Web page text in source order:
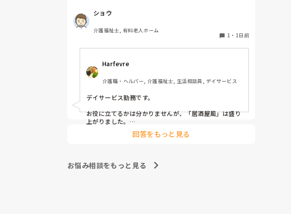
を、どのくらいの頻度で行っているのか参考にさせて
いただきたく質問いたしました。
うちの施設では現在、以下のような取り組みを行って
います。
毎月：「カフェ」と称して少し豪華なおやつとコーヒ
ー・緑茶等の提供、カレンダー作り
隔月： ランチのテイクアウトイベント
その他： 季節ごとの定期的な行事(運動会や七夕など)
今の内容も喜ばれているのですが、最近少しマンネリ
化してきたなと感じており、新しく喜ばれるようなア
こんなイベントをしている」「年〇回、こんな大型行
ショウ
介護福祉士, 有料老人ホーム
1 ・ 1日前
Harfevre
介護職・ヘルパー, 介護福祉士, 生活相談員, デイサービス
デイサービス勤務です。
お役に立てるかは分かりませんが、「居酒屋風」は盛り
上がりました。
ノンアルコール飲料に枝豆などのおつまみ、カラオケで
デュエットしたり…
ゃいました。
参考になれば幸いです。
回答をもっと見る
お悩み相談をもっと見る